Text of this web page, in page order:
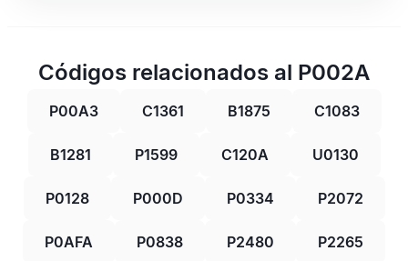
Códigos relacionados al P002A
P00A3 C1361 B1875 C1083
B1281 P1599 C120A U0130
P0128 P000D P0334 P2072
P0AFA P0838 P2480 P2265